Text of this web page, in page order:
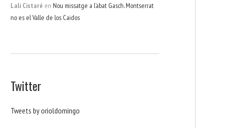
Lali Cistaré en Nou missatge a l’abat Gasch. Montserrat
no es el Valle de los Caidos
Twitter
Tweets by orioldomingo